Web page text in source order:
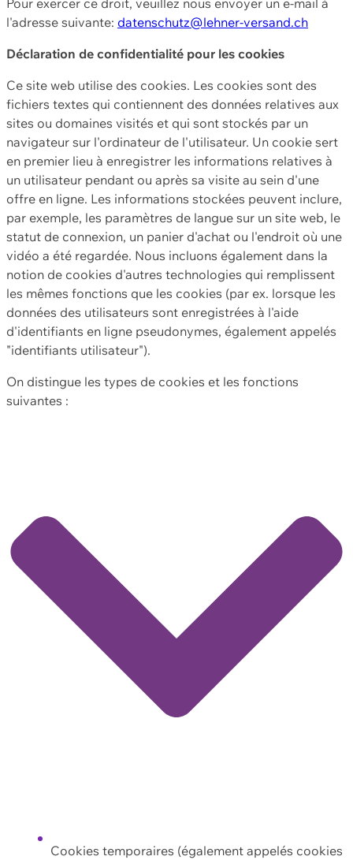
l'adresse suivante: datenschutz@lehner-versand.ch
Déclaration de confidentialité pour les cookies
Ce site web utilise des cookies. Les cookies sont des
fichiers textes qui contiennent des données relatives aux
sites ou domaines visités et qui sont stockés par un
navigateur sur l'ordinateur de l'utilisateur. Un cookie sert
en premier lieu à enregistrer les informations relatives à
un utilisateur pendant ou après sa visite au sein d'une
offre en ligne. Les informations stockées peuvent inclure,
par exemple, les paramètres de langue sur un site web, le
statut de connexion, un panier d'achat ou l'endroit où une
vidéo a été regardée. Nous incluons également dans la
notion de cookies d'autres technologies qui remplissent
les mêmes fonctions que les cookies (par ex. lorsque les
données des utilisateurs sont enregistrées à l'aide
d'identifiants en ligne pseudonymes, également appelés
"identifiants utilisateur").
On distingue les types de cookies et les fonctions
suivantes :
Cookies temporaires (également appelés cookies